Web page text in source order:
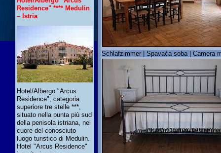
Residence" **** Medulin
– Istria
Hotel/Albergo "Arcus
Residence", categoria
superiore tre stelle ***,
situato nella punta più sud
della penisola istriana, nel
cuore del conosciuto
luogo turistico di Medulin.
Hotel "Arcus Residence"
Schlafzimmer | Spavaća soba | Camera